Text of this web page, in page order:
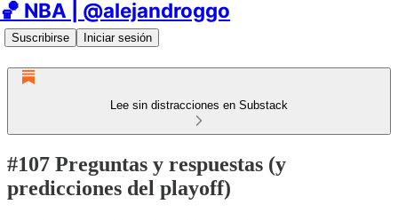
🏀 NBA | @alejandroggo
Suscribirse Iniciar sesión
Lee sin distracciones en Substack
#107 Preguntas y respuestas (y
predicciones del playoff)